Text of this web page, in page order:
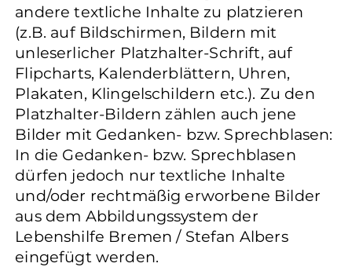
andere textliche Inhalte zu platzieren
(z.B. auf Bildschirmen, Bildern mit
unleserlicher Platzhalter-Schrift, auf
Flipcharts, Kalenderblättern, Uhren,
Plakaten, Klingelschildern etc.). Zu den
Platzhalter-Bildern zählen auch jene
Bilder mit Gedanken- bzw. Sprechblasen:
In die Gedanken- bzw. Sprechblasen
dürfen jedoch nur textliche Inhalte
und/oder rechtmäßig erworbene Bilder
aus dem Abbildungssystem der
Lebenshilfe Bremen / Stefan Albers
eingefügt werden.